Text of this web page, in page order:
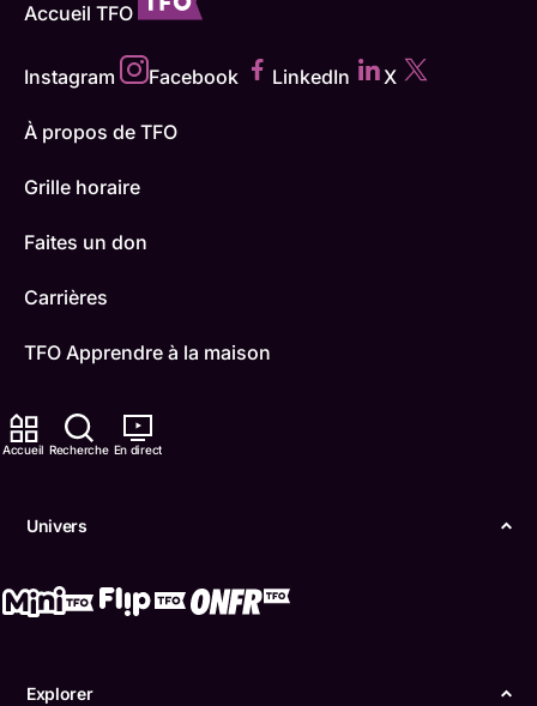
Accueil Recherche En direct
Univers
Explorer
Accueil TFO
Instagram Facebook LinkedIn X
À propos de TFO
Grille horaire
Faites un don
Carrières
TFO Apprendre à la maison
Comment nous capter
ONFR
Conditions d'utilisation